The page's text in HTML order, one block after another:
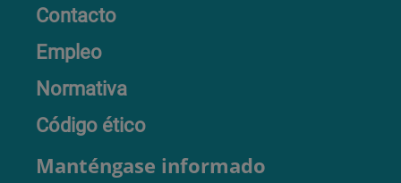
Contacto
Empleo
Normativa
Código ético
Manténgase informado